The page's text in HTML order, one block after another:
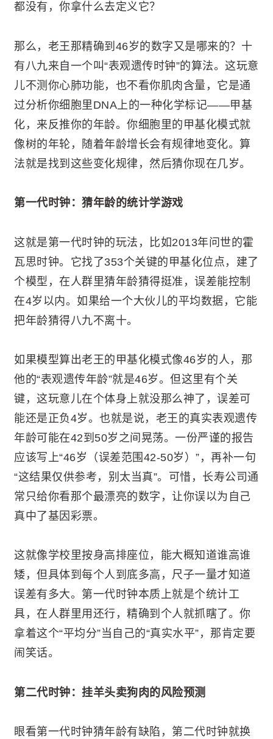
都没有，你拿什么去定义它？
那么，老王那精确到46岁的数字又是哪来的？十
有八九来自一个叫“表观遗传时钟”的算法。这玩意
儿不测你心肺功能，也不看你肌肉含量，它是通
过分析你细胞里DNA上的一种化学标记——甲基
化，来反推你的年龄。你细胞里的甲基化模式就
像树的年轮，随着年龄增长会有规律地变化。算
法就是找到这些变化规律，然后猜你现在几岁。
第一代时钟：猜年龄的统计学游戏
这就是第一代时钟的玩法，比如2013年问世的霍
瓦思时钟。它找了353个关键的甲基化位点，建了
个模型，在人群里猜年龄猜得挺准，误差能控制
在4岁以内。如果给一个大伙儿的平均数据，它能
把年龄猜得八九不离十。
如果模型算出老王的甲基化模式像46岁的人，那
他的“表观遗传年龄”就是46岁。但这里有个关
键，这玩意儿在个体身上就没那么神了，误差可
能还是正负4岁。也就是说，老王的真实表观遗传
年龄可能在42到50岁之间晃荡。一份严谨的报告
应该写上“46岁（误差范围42-50岁）”，再补一句
“这结果仅供参考，别太当真”。可惜，长寿公司通
常只给你看那个最漂亮的数字，让你误以为自己
真中了基因彩票。
这就像学校里按身高排座位，能大概知道谁高谁
矮，但具体到每个人到底多高，尺子一量才知道
误差有多大。第一代时钟本质上就是个统计工
具，在人群里用还行，精确到个人就抓瞎了。你
拿着这个“平均分”当自己的“真实水平”，那肯定要
闹笑话。
第二代时钟：挂羊头卖狗肉的风险预测
眼看第一代时钟猜年龄有缺陷，第二代时钟就换